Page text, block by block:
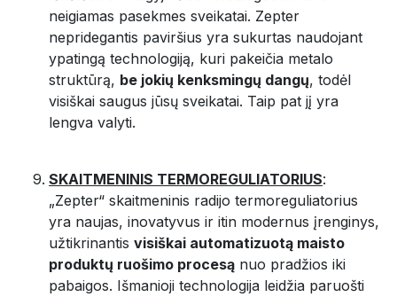
neigiamas pasekmes sveikatai. Zepter
nepridegantis paviršius yra sukurtas naudojant
ypatingą technologiją, kuri pakeičia metalo
struktūrą, be jokių kenksmingų dangų, todėl
visiškai saugus jūsų sveikatai. Taip pat jį yra
lengva valyti.
SKAITMENINIS TERMOREGULIATORIUS:
„Zepter“ skaitmeninis radijo termoreguliatorius
yra naujas, inovatyvus ir itin modernus įrenginys,
užtikrinantis visiškai automatizuotą maisto
produktų ruošimo procesą nuo pradžios iki
pabaigos. Išmanioji technologija leidžia paruošti